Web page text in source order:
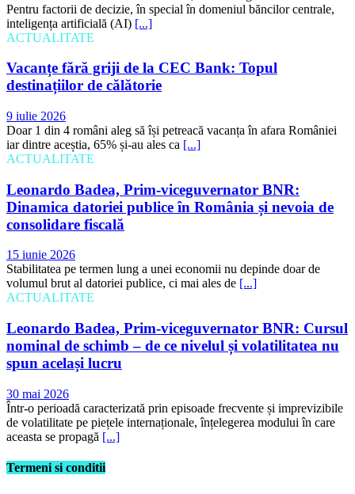
Pentru factorii de decizie, în special în domeniul băncilor centrale,
inteligența artificială (AI) [...]
ACTUALITATE
Vacanțe fără griji de la CEC Bank: Topul
destinațiilor de călătorie
9 iulie 2026
Doar 1 din 4 români aleg să își petreacă vacanța în afara României
iar dintre aceștia, 65% și-au ales ca [...]
ACTUALITATE
Leonardo Badea, Prim-viceguvernator BNR:
Dinamica datoriei publice în România și nevoia de
consolidare fiscală
15 iunie 2026
Stabilitatea pe termen lung a unei economii nu depinde doar de
volumul brut al datoriei publice, ci mai ales de [...]
ACTUALITATE
Leonardo Badea, Prim-viceguvernator BNR: Cursul
nominal de schimb – de ce nivelul și volatilitatea nu
spun același lucru
30 mai 2026
Într-o perioadă caracterizată prin episoade frecvente și imprevizibile
de volatilitate pe piețele internaționale, înțelegerea modului în care
aceasta se propagă [...]
Termeni si conditii